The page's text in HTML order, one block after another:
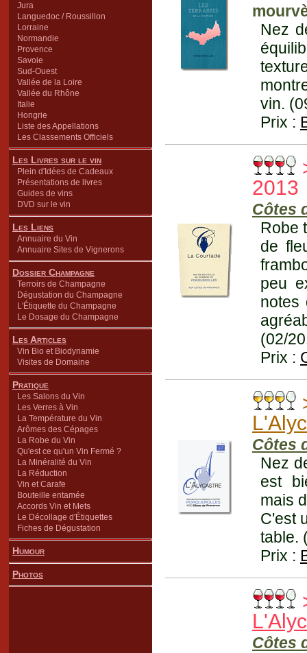
Jura
Languedoc / Roussillon
Lorraine
Normandie
Provence
Savoie
Sud-Ouest
Vallée de la Loire
Vallée du Rhône
Italie
Hongrie
Liste des Appellations
Les Classements Officiels
Les Livres sur le vin
Plein d'Idées de Cadeaux
Présentations de livres
Guides de vins
DVD sur le vin
Les Liens
Annuaire du Vin
Annuaire Sites de Vignerons
Dossier Champagne
Terroirs de Champagne
Dégustation du Champagne
L'Étiquette du Champagne
Le Dosage du Champagne
Les Articles
Vin Bio et Biodynamie
Visites de Domaine
Pratique
Les Salons du Vin
Les Verres à Vin
La Température du Vin
Arômes des Cépages
La Robe du Vin
Qu'est ce qu'un Vin Fermé ?
La Minéralité du Vin
La Réduction
Vin et Carafe
Bouteille entamée
Accords Vin et Mets
Le Décollage d'Étiquettes
Fiches de Dégustation
Humour
Photos
Nez
vin.
Prix :
2013
Côtes
Robe
de
peu
notes
(02/
Prix :
Côtes
Nez
est
mais
C'est
table.
Prix :
Côtes